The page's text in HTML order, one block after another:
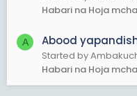
Habari na Hoja
A Abood
Started by
Habari na Hoja